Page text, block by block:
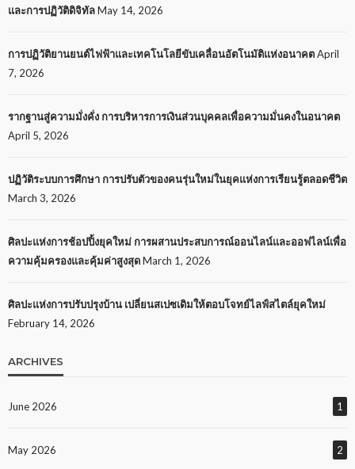
และการปฏิวัติดิจิทัลMay 14, 2026
การปฏิวัติยานยนต์ไฟฟ้าและเทคโนโลยีขับเคลื่อนอัตโนมัติแห่งอนาคตApril
7, 2026
รากฐานสู่ความมั่งคั่ง การบริหารการเงินส่วนบุคคลเพื่อความมั่นคงในอนาคต
April 5, 2026
ปฏิวัติระบบการศึกษา การปรับตัวของคนรุ่นใหม่ในยุคแห่งการเรียนรู้ตลอดชีวิต
March 3, 2026
ศิลปะแห่งการช้อปปิ้งยุคใหม่ การผสานประสบการณ์ออนไลน์และออฟไลน์เพื่อ
ความคุ้มครองและคุ้มค่าสูงสุดMarch 1, 2026
ศิลปะแห่งการปรับปรุงบ้าน เปลี่ยนสเปซเดิมให้ตอบโจทย์ไลฟ์สไตล์ยุคใหม่
February 14, 2026
ARCHIVES
June 2026 1
May 2026 2